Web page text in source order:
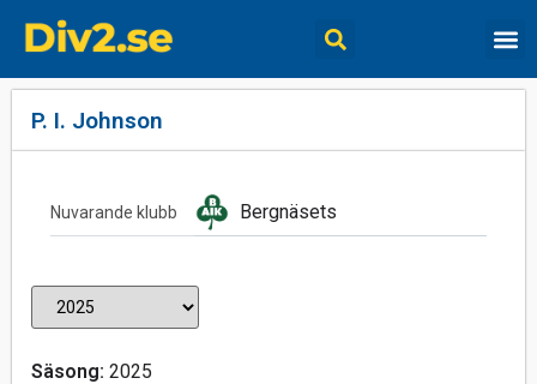
P. I. Johnson
Nuvarande klubb Bergnäsets
Säsong: 2025